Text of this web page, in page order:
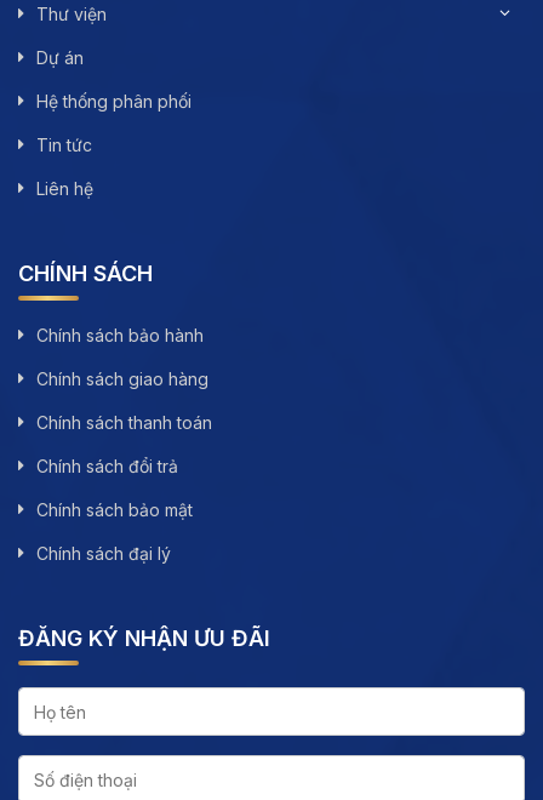
Thư viện
Dự án
Hệ thống phân phối
Tin tức
Liên hệ
CHÍNH SÁCH
Chính sách bảo hành
Chính sách giao hàng
Chính sách thanh toán
Chính sách đổi trả
Chính sách bảo mật
Chính sách đại lý
ĐĂNG KÝ NHẬN ƯU ĐÃI